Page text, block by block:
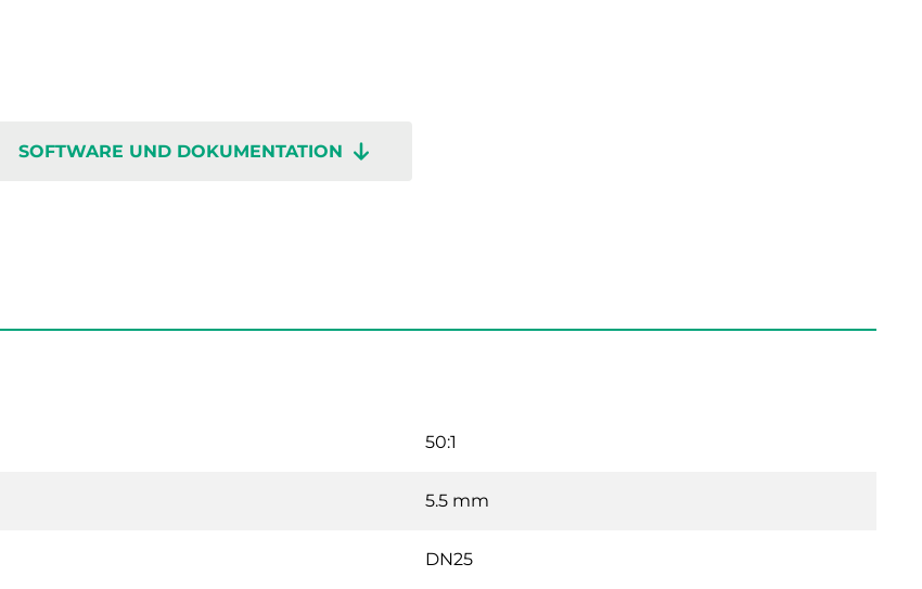
SOFTWARE UND DOKUMENTATION
50:1
5.5 mm
DN25